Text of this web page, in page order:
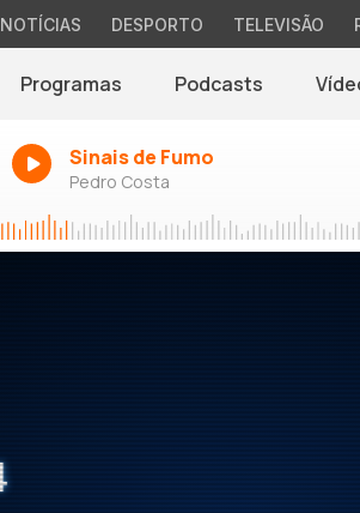
NOTÍCIAS DESPORTO TELEVISÃO
Programas Podcasts
Sinais de Fumo
Pedro Costa